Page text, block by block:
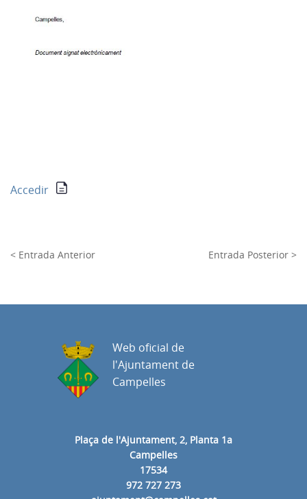
Accedir
< Entrada Anterior Entrada Posterior >
Plaça de l'Ajuntament, 2, Planta 1a
Campelles
17534
972 727 273
Web oficial de
l'Ajuntament de
Campelles